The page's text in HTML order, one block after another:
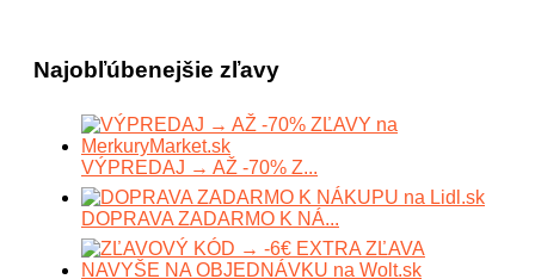
Najobľúbenejšie zľavy
VÝPREDAJ → AŽ -70% Z...
DOPRAVA ZADARMO K NÁ...